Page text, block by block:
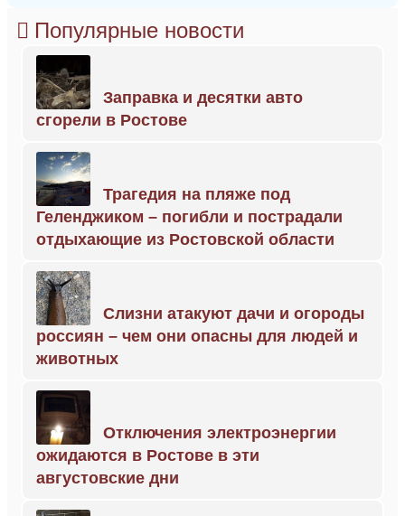
Популярные новости
Заправка и десятки авто
сгорели в Ростове
Трагедия на пляже под
Геленджиком – погибли и пострадали
отдыхающие из Ростовской области
Слизни атакуют дачи и огороды
россиян – чем они опасны для людей и
животных
Отключения электроэнергии
ожидаются в Ростове в эти
августовские дни